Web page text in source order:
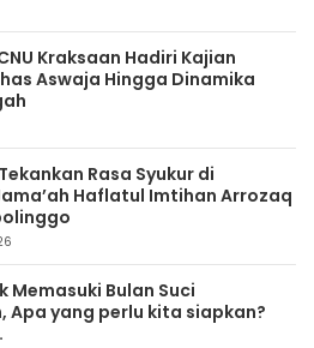
Kraksaan Hadiri Kajian
Aswaja Hingga Dinamika
Rasa Syukur di
Haflatul Imtihan Arrozaq
Memasuki Bulan Suci
Apa yang perlu kita siapkan?